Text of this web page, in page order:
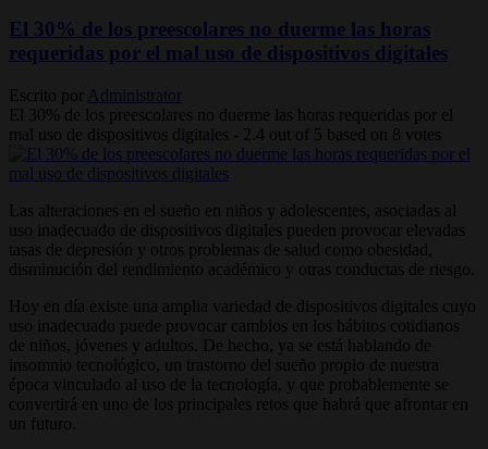
El 30% de los preescolares no duerme las horas
requeridas por el mal uso de dispositivos digitales
Escrito por
Administrator
El 30% de los preescolares no duerme las horas requeridas por el
mal uso de dispositivos digitales - 2.4 out of 5 based on 8 votes
Las alteraciones en el sueño en niños y adolescentes, asociadas al
uso inadecuado de dispositivos digitales pueden provocar elevadas
tasas de depresión y otros problemas de salud como obesidad,
disminución del rendimiento académico y otras conductas de riesgo.
Hoy en día existe una amplia variedad de dispositivos digitales cuyo
uso inadecuado puede provocar cambios en los hábitos cotidianos
de niños, jóvenes y adultos. De hecho, ya se está hablando de
insomnio tecnológico, un trastorno del sueño propio de nuestra
época vinculado al uso de la tecnología, y que probablemente se
convertirá en uno de los principales retos que habrá que afrontar en
un futuro.